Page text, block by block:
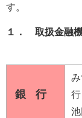
す。
１． 取扱金融
銀行